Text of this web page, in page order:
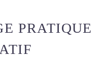
PRATIQUE